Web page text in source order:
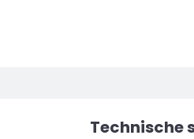
Technische